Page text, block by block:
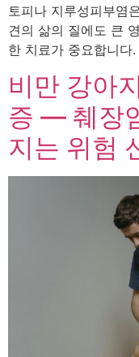
토피나 지루성피부염
견의 삶의 질에도 큰
한 치료가 중요합니
비만 강아
증 — 췌장
지는 위험